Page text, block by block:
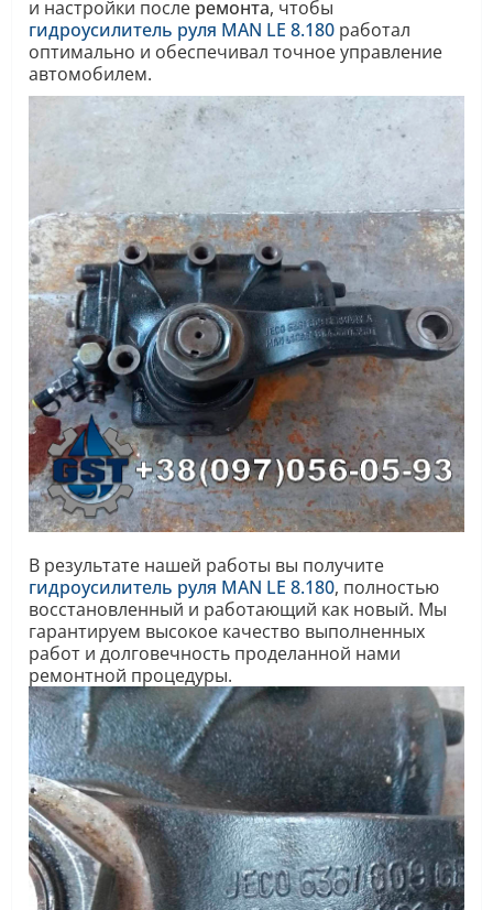
и настройки после ремонта, чтобы
гидроусилитель руля MAN LE 8.180 работал
оптимально и обеспечивал точное управление
автомобилем.
В результате нашей работы вы получите
гидроусилитель руля MAN LE 8.180, полностью
восстановленный и работающий как новый. Мы
гарантируем высокое качество выполненных
работ и долговечность проделанной нами
ремонтной процедуры.